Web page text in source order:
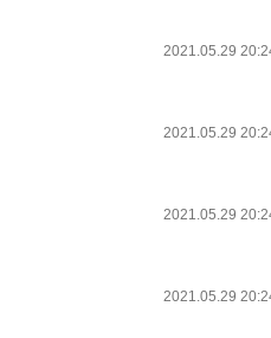
2021.05.29
2021.05.29
2021.05.29
2021.05.29